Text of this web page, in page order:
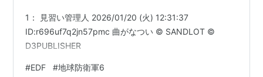
1： 見習い管理人 2026/01/20 (火) 12:31:37
ID:r696uf7q2jn57pmc 曲がなつい © SANDLOT ©
D3PUBLISHER
#EDF #地球防衛軍6